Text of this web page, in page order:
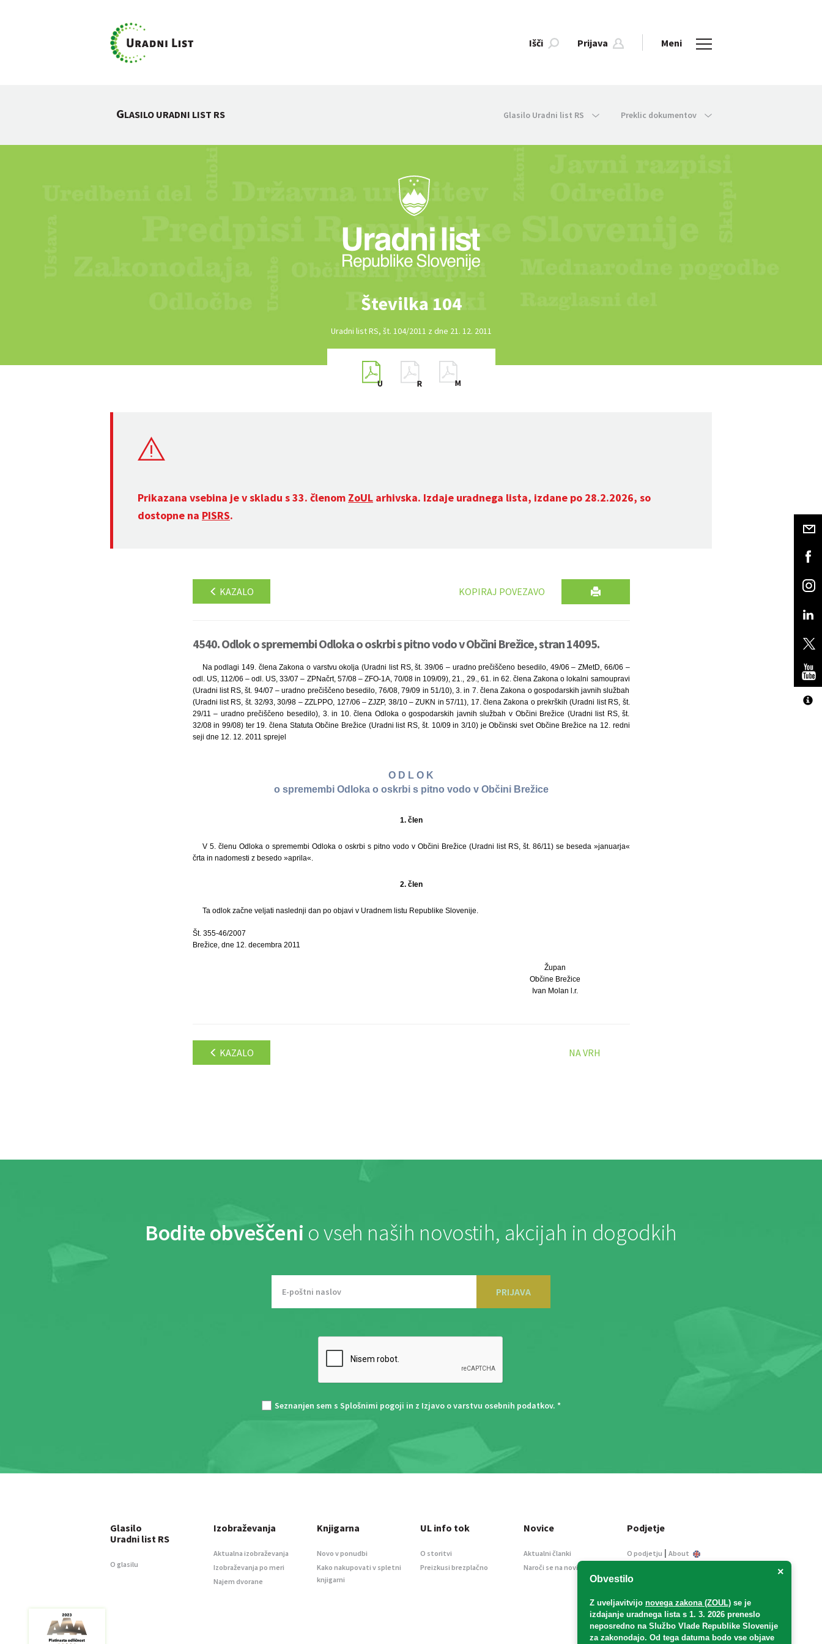
Išči Prijava Meni
GLASILO URADNI LIST RS Glasilo Uradni list RS Preklic dokumentov
Številka 104
Uradni list RS, št. 104/2011 z dne 21. 12. 2011
Prikazana vsebina je v skladu s 33. členom ZoUL arhivska. Izdaje uradnega lista, izdane po 28.2.2026, so
dostopne na PISRS.
KAZALO KOPIRAJ POVEZAVO
4540. Odlok o spremembi Odloka o oskrbi s pitno vodo v Občini Brežice, stran 14095.
Na podlagi 149. člena Zakona o varstvu okolja (Uradni list RS, št. 39/06 – uradno prečiščeno besedilo, 49/06 – ZMetD, 66/06 –
odl. US, 112/06 – odl. US, 33/07 – ZPNačrt, 57/08 – ZFO-1A, 70/08 in 109/09), 21., 29., 61. in 62. člena Zakona o lokalni samoupravi
(Uradni list RS, št. 94/07 – uradno prečiščeno besedilo, 76/08, 79/09 in 51/10), 3. in 7. člena Zakona o gospodarskih javnih službah
(Uradni list RS, št. 32/93, 30/98 – ZZLPPO, 127/06 – ZJZP, 38/10 – ZUKN in 57/11), 17. člena Zakona o prekrških (Uradni list RS, št.
29/11 – uradno prečiščeno besedilo), 3. in 10. člena Odloka o gospodarskih javnih službah v Občini Brežice (Uradni list RS, št.
32/08 in 99/08) ter 19. člena Statuta Občine Brežice (Uradni list RS, št. 10/09 in 3/10) je Občinski svet Občine Brežice na 12. redni
seji dne 12. 12. 2011 sprejel
O D L O K
o spremembi Odloka o oskrbi s pitno vodo v Občini Brežice
1. člen
V 5. členu Odloka o spremembi Odloka o oskrbi s pitno vodo v Občini Brežice (Uradni list RS, št. 86/11) se beseda »januarja«
črta in nadomesti z besedo »aprila«.
2. člen
Ta odlok začne veljati naslednji dan po objavi v Uradnem listu Republike Slovenije.
Št. 355-46/2007
Brežice, dne 12. decembra 2011
Župan
Občine Brežice
Ivan Molan l.r.
KAZALO NA VRH
Bodite obveščeni o vseh naših novostih, akcijah in dogodkih
PRIJAVA
Seznanjen sem s Splošnimi pogoji in z Izjavo o varstvu osebnih podatkov. *
×
Obvestilo
Z uveljavitvijo novega zakona (ZOUL) se je
izdajanje uradnega lista s 1. 3. 2026 preneslo
neposredno na Službo Vlade Republike Slovenije
za zakonodajo. Od tega datuma bodo vse objave
Glasilo
Uradni list RS
O glasilu
Izobraževanja
Aktualna izobraževanja
Izobraževanja po meri
Najem dvorane
Knjigarna
Novo v ponudbi
Kako nakupovati v spletni
knjigarni
UL info tok
O storitvi
Preizkusi brezplačno
Novice
Aktualni članki
Naroči se na novice
Podjetje
O podjetju | About
Informacije javnega
Oglaševanje
Splošni pogoji
Izjava o varstvu osebnih